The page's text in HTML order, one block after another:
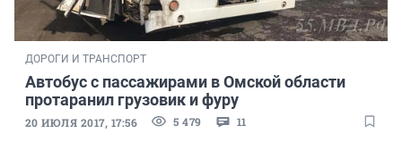
ДОРОГИ И ТРАНСПОРТ
Автобус с пассажирами в Омской области
протаранил грузовик и фуру
20 ИЮЛЯ 2017, 17:56 5 479 11